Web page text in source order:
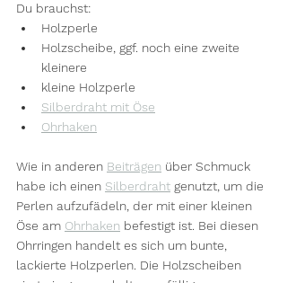
Du brauchst:
Holzperle
Holzscheibe, ggf. noch eine zweite
kleinere
kleine Holzperle
Silberdraht mit Öse
Ohrhaken
Wie in anderen Beiträgen über Schmuck
habe ich einen Silberdraht genutzt, um die
Perlen aufzufädeln, der mit einer kleinen
Öse am Ohrhaken befestigt ist. Bei diesen
Ohrringen handelt es sich um bunte,
lackierte Holzperlen. Die Holzscheiben